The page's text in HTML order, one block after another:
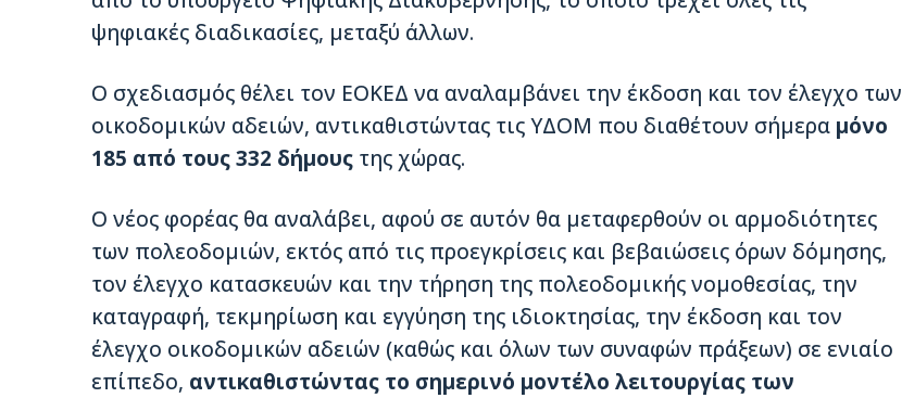
ψηφιακές διαδικασίες, μεταξύ άλλων.
Ο σχεδιασμός θέλει τον ΕΟΚΕΔ να αναλαμβάνει την έκδοση και τον έλεγχο των
οικοδομικών αδειών, αντικαθιστώντας τις ΥΔΟΜ που διαθέτουν σήμερα μόνο
185 από τους 332 δήμους της χώρας.
Ο νέος φορέας θα αναλάβει, αφού σε αυτόν θα μεταφερθούν οι αρμοδιότητες
των πολεοδομιών, εκτός από τις προεγκρίσεις και βεβαιώσεις όρων δόμησης,
τον έλεγχο κατασκευών και την τήρηση της πολεοδομικής νομοθεσίας, την
καταγραφή, τεκμηρίωση και εγγύηση της ιδιοκτησίας, την έκδοση και τον
έλεγχο οικοδομικών αδειών (καθώς και όλων των συναφών πράξεων) σε ενιαίο
επίπεδο, αντικαθιστώντας το σημερινό μοντέλο λειτουργίας των